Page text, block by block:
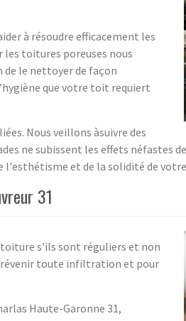
à résoudre efficacement les
toitures poreuses nous
de le nettoyer de façon
que votre toit requiert
Nous veillons àsuivre des
ne subissent les effets néfastes
l'esthétisme et de la solidité de
31
s'ils sont réguliers et non
toute infiltration et pour
Haute-Garonne 31,